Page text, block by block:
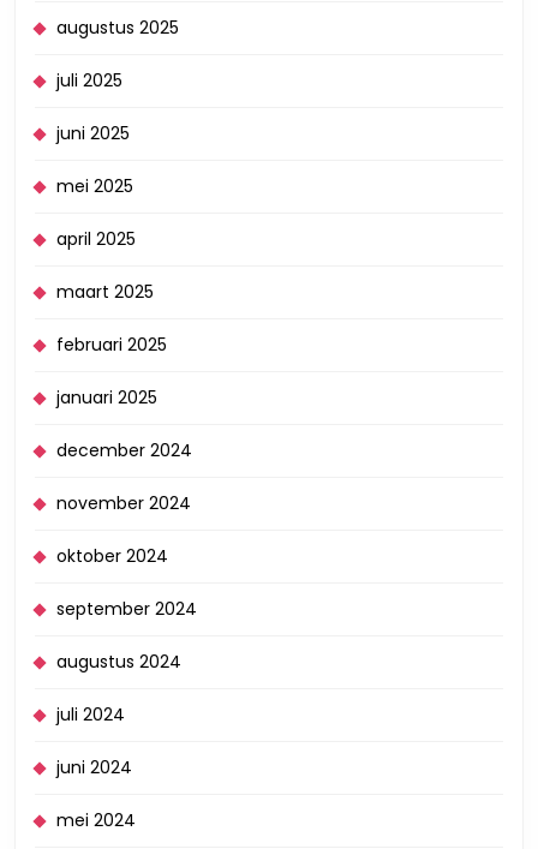
augustus 2025
juli 2025
juni 2025
mei 2025
april 2025
maart 2025
februari 2025
januari 2025
december 2024
november 2024
oktober 2024
september 2024
augustus 2024
juli 2024
juni 2024
mei 2024